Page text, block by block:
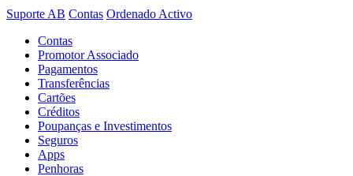
Suporte AB Contas Ordenado Activo
Contas
Promotor Associado
Pagamentos
Transferências
Cartões
Créditos
Poupanças e Investimentos
Seguros
Apps
Penhoras